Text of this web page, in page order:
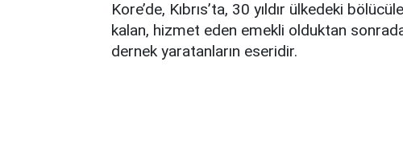
Kore’de, Kıbrıs’ta, 30 yıldır ülkedeki
kalan, hizmet eden emekli olduktan
dernek yaratanların eseridir.